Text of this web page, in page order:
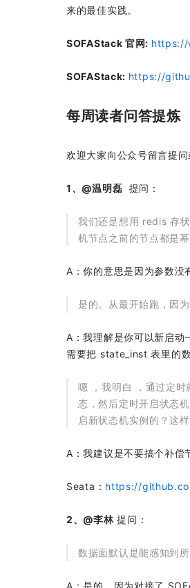
来的最佳实践。
SOFAStack 官网: https://
SOFAStack: https://
每周读者问答提炼
欢迎大家向公众号留言提
1、@温明磊 提问：
我们还是想用 redis 存
机节点之前的节点都是
A：你的意思是因为参数没
是的。从最开始跑，因
A：我理解是你可以新启动
需要把 state_inst 表里的数
嗯 ，我明白 ，通过定
态，然后定时开启状态
启新状态机实例的？这样
A：我建议是不要搞个补偿
Seata： https://
2、@李林提问：
数据面默认是能感知到
A：是的，因为对接了